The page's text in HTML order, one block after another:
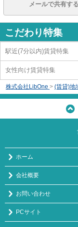
メールで共有する
こだわり特集
駅近(7分以内)賃貸特集
女性向け賃貸特集
株式会社LibOne > (賃貸)地
ホーム
会社概要
お問い合わせ
PCサイト